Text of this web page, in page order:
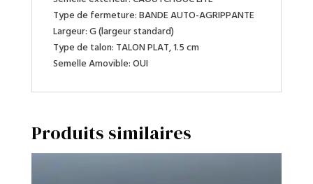
Type de fermeture:BANDE AUTO-AGRIPPANTE
Largeur:G (largeur standard)
Type de talon: TALON PLAT, 1.5 cm
Semelle Amovible:OUI
Produits similaires